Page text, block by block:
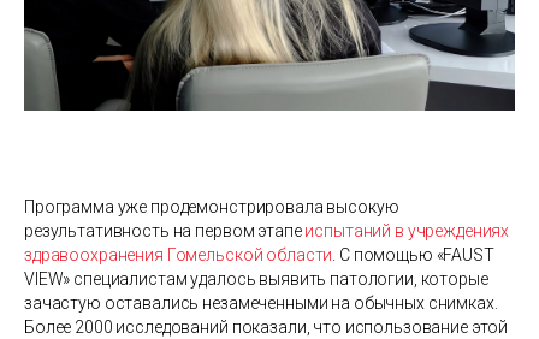
Программа уже продемонстрировала высокую
результативность на первом этапеиспытаний в учреждениях
здравоохранения Гомельской области . С помощью «FAUST
VIEW» специалистам удалось выявить патологии, которые
зачастую оставались незамеченными на обычных снимках.
Более 2000 исследований показали, что использование этой